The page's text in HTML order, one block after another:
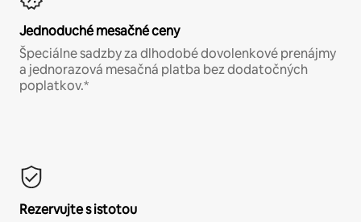
Jednoduché mesačné ceny
Špeciálne sadzby za dlhodobé dovolenkové prenájmy
a jednorazová mesačná platba bez dodatočných
poplatkov.*
Rezervujte s istotou